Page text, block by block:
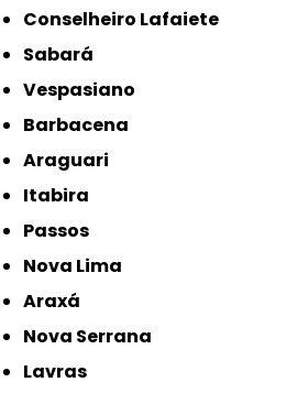
Conselheiro Lafaiete
Sabará
Vespasiano
Barbacena
Araguari
Itabira
Passos
Nova Lima
Araxá
Nova Serrana
Lavras